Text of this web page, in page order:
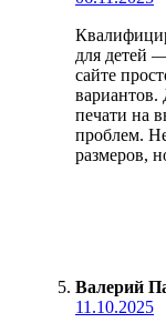
для детей
сайте
вариантов.
печати на
проблем.
размеров,
Валерий
11.10.2025